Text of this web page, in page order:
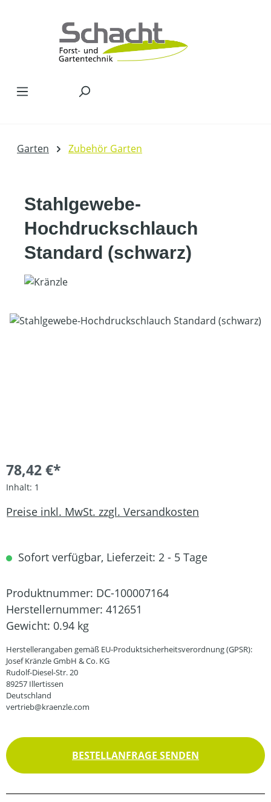
Garten Zubehör Garten
Stahlgewebe-
Hochdruckschlauch
Standard (schwarz)
Bildergalerie überspringen
78,42 €*
Inhalt: 1
Preise inkl. MwSt. zzgl. Versandkosten
Sofort verfügbar, Lieferzeit: 2 - 5 Tage
Produktnummer: DC-100007164
Herstellernummer: 412651
Gewicht: 0.94 kg
Herstellerangaben gemäß EU-Produktsicherheitsverordnung (GPSR):
Josef Kränzle GmbH & Co. KG
Rudolf-Diesel-Str. 20
89257 Illertissen
Deutschland
vertrieb@kraenzle.com
BESTELLANFRAGE SENDEN